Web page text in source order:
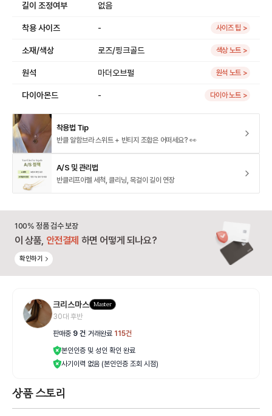
길이 조정여부 없음
착용 사이즈 - 사이즈 팁 >
소재/색상 로즈/핑크골드 색상 노트 >
원석 마더오브펄 원석 노트 >
다이아몬드 - 다이아 노트 >
착용법 Tip
반클 알함브라 스위트 + 빈티지 조합은 어떠세요? 👀
A/S 및 관리법
반클리프아펠 세척, 클리닝, 목걸이 길이 연장
100% 정품 검수 보장
이 상품, 안전결제 하면 어떻게 되나요?
확인하기
크리스마스 Master
30대 후반
판매중 9 건 거래완료 115건
본인인증 및 성인 확인 완료
사기이력 없음 (본인인증 조회 시점)
상품 스토리